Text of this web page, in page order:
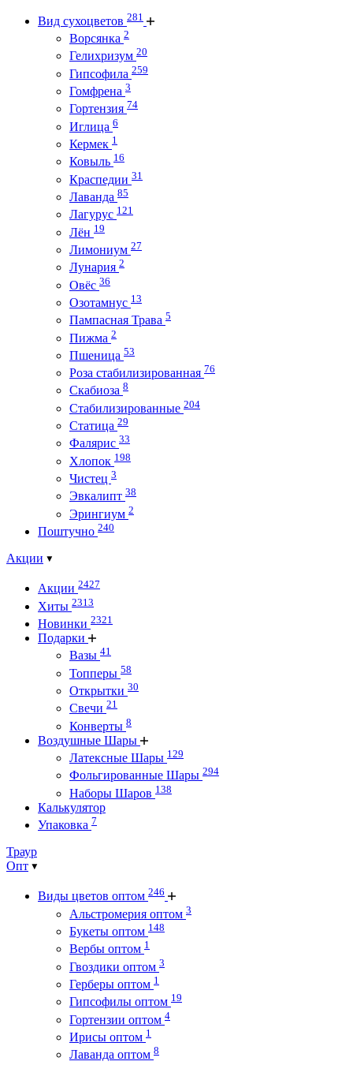
Вид сухоцветов 281
Ворсянка 2
Гелихризум 20
Гипсофила 259
Гомфрена 3
Гортензия 74
Иглица 6
Кермек 1
Ковыль 16
Краспедии 31
Лаванда 85
Лагурус 121
Лён 19
Лимониум 27
Лунария 2
Овёс 36
Озотамнус 13
Пампасная Трава 5
Пижма 2
Пшеница 53
Роза стабилизированная 76
Скабиоза 8
Стабилизированные 204
Статица 29
Фалярис 33
Хлопок 198
Чистец 3
Эвкалипт 38
Эрингиум 2
Поштучно 240
Акции
Акции 2427
Хиты 2313
Новинки 2321
Подарки
Вазы 41
Топперы 58
Открытки 30
Свечи 21
Конверты 8
Воздушные Шары
Латексные Шары 129
Фольгированные Шары 294
Наборы Шаров 138
Калькулятор
Упаковка 7
Траур
Опт
Виды цветов оптом 246
Альстромерия оптом 3
Букеты оптом 148
Вербы оптом 1
Гвоздики оптом 3
Герберы оптом 1
Гипсофилы оптом 19
Гортензии оптом 4
Ирисы оптом 1
Лаванда оптом 8